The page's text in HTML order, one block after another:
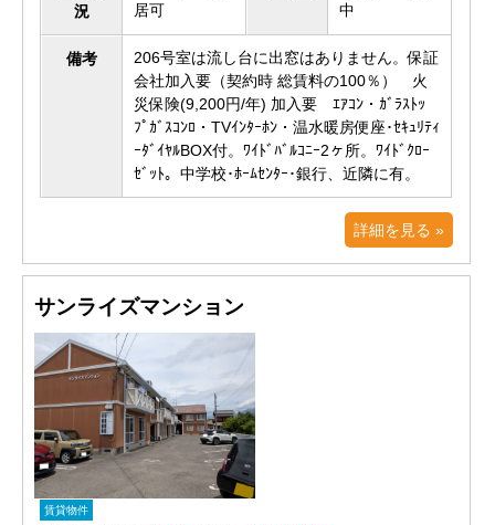
況
居可
中
備考
206号室は流し台に出窓はありません。保証
会社加入要（契約時 総賃料の100％） 火
災保険(9,200円/年) 加入要 ｴｱｺﾝ・ｶﾞﾗｽﾄｯ
ﾌﾟｶﾞｽｺﾝﾛ・TVｲﾝﾀｰﾎﾝ・温水暖房便座･ｾｷｭﾘﾃｨ
ｰﾀﾞｲﾔﾙBOX付。ﾜｲﾄﾞﾊﾞﾙｺﾆｰ2ヶ所。ﾜｲﾄﾞｸﾛｰ
ｾﾞｯﾄ。中学校･ﾎｰﾑｾﾝﾀｰ･銀行、近隣に有。
詳細を見る »
サンライズマンション
賃貸物件